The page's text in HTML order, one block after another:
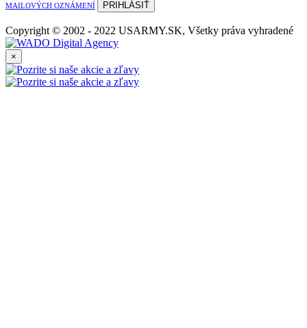
MAILOVÝCH OZNÁMENÍ
Copyright © 2002 - 2022 USARMY.SK, Všetky práva vyhradené
×